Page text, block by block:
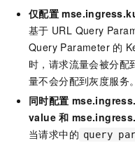
仅配置
基于 URL Query
Query Parameter 的
时，请求流量会被分配
量不会分配到灰度服务。
同时配置
value 和
当请求中的 query